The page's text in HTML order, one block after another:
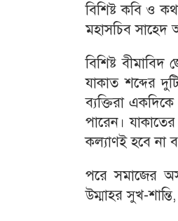
বিশিষ্ট কবি ও
মহাসচিব সাহেদ
বিশিষ্ট
যাকাত শব্দের
ব্যক্তিরা
পারেন।
কল্যাণই হবে না
পরে সমাজের
উম্মাহর সুখ-